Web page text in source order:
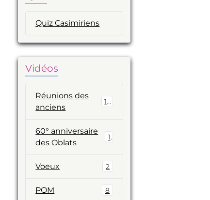
Quiz Casimiriens
Vidéos
Réunions des
anciens
19
60° anniversaire
des Oblats
1
Voeux 2
POM 8